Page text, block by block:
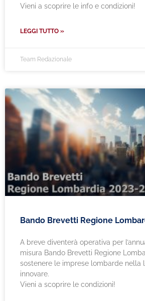
Vieni a scoprire le info e condizioni!
LEGGI TUTTO »
Team Redazionale
Bando Brevetti Regione
A breve diventerà operativa per
misura Bando Brevetti Regione
sostenere le imprese lombarde nella
innovare.
Vieni a scoprire le condizioni!